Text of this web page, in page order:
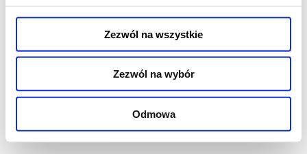
Zezwól na wszystkie
Zezwól na wybór
Odmowa